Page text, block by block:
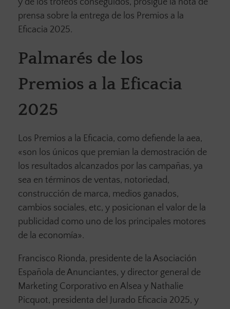
y de los trofeos conseguidos, prosigue la nota de
prensa sobre la entrega de los Premios a la
Eficacia 2025.
Palmarés de los
Premios a la Eficacia
2025
Los Premios a la Eficacia, como defiende la aea,
«son los únicos que premian la demostración de
los resultados alcanzados por las campañas, ya
sea en términos de ventas, notoriedad,
construcción de marca, medios ganados,
cambios sociales, etc, y posicionan el valor de la
publicidad como uno de los principales motores
de la economía».
Francisco Rionda, presidente de la Asociación
Española de Anunciantes, y director general de
Marketing Corporativo en Alsea y Nathalie
Picquot, presidenta del Jurado Eficacia 2025, y